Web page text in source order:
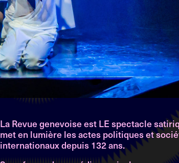
La Revue genevoise est LE spectacle
met en lumière les actes politiques et
internationaux depuis 132 ans.